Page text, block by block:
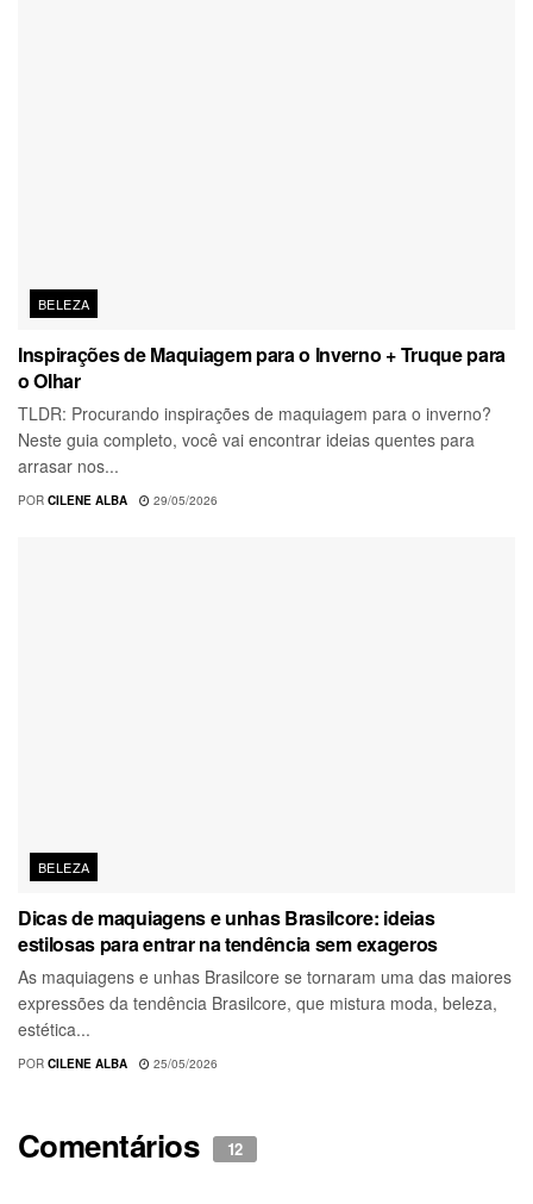
BELEZA
Inspirações de Maquiagem para o Inverno + Truque para
o Olhar
TLDR: Procurando inspirações de maquiagem para o inverno?
Neste guia completo, você vai encontrar ideias quentes para
arrasar nos...
POR CILENE ALBA 29/05/2026
BELEZA
Dicas de maquiagens e unhas Brasilcore: ideias
estilosas para entrar na tendência sem exageros
As maquiagens e unhas Brasilcore se tornaram uma das maiores
expressões da tendência Brasilcore, que mistura moda, beleza,
estética...
POR CILENE ALBA 25/05/2026
Comentários 12